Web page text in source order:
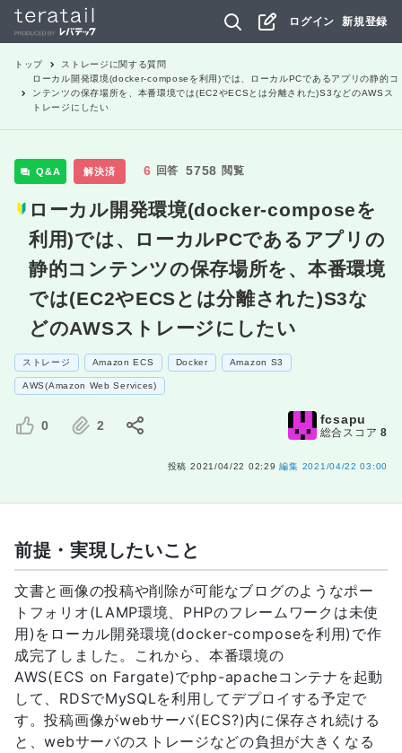
ログイン 新規登録
トップ ストレージ に関する質問
ローカル開発環境(docker-composeを利用)では、ローカルPCであるアプリの静的コ
ンテンツの保存場所を、本番環境では(EC2やECSとは分離された)S3などのAWSス
トレージにしたい
Q&A 解決済 6 回答 5758 閲覧
ローカル開発環境(docker-composeを
利用)では、ローカルPCであるアプリの
静的コンテンツの保存場所を、本番環境
では(EC2やECSとは分離された)S3な
どのAWSストレージにしたい
ストレージ Amazon ECS Docker Amazon S3
AWS(Amazon Web Services)
0 2 fcsapu
総合スコア 8
投稿 2021/04/22 02:29 編集 2021/04/22 03:00
前提・実現したいこと
文書と画像の投稿や削除が可能なブログのようなポー
トフォリオ(LAMP環境、PHPのフレームワークは未使
用)をローカル開発環境(docker-composeを利用)で作
成完了しました。これから、本番環境の
AWS(ECS on Fargate)でphp-apacheコンテナを起動
して、RDSでMySQLを利用してデプロイする予定で
す。投稿画像がwebサーバ(ECS?)内に保存され続ける
と、webサーバのストレージなどの負担が大きくなる